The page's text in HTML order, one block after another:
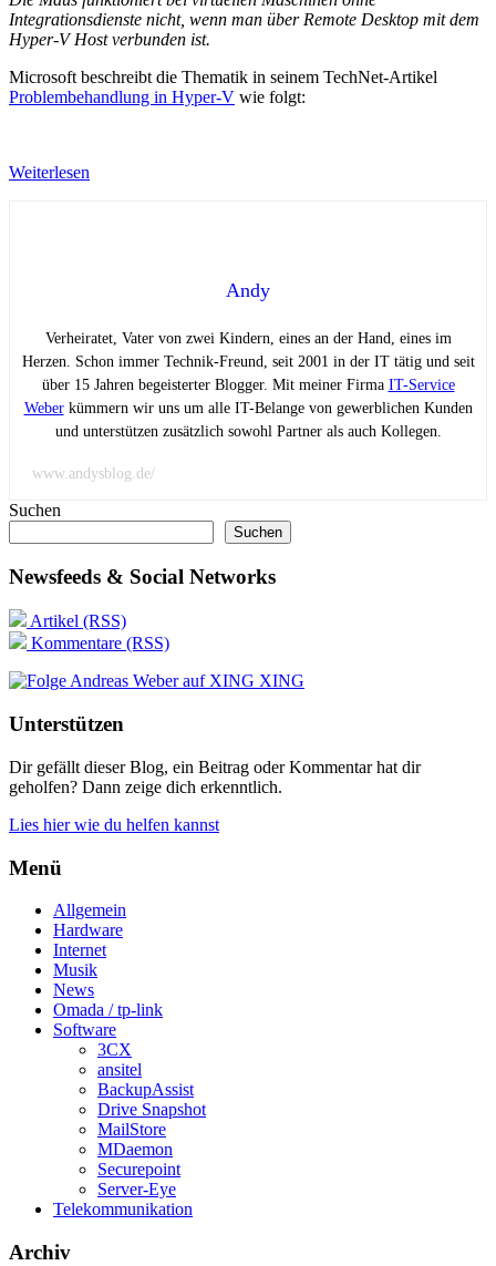
Integrationsdienste nicht, wenn man über Remote Desktop mit dem
Hyper-V Host verbunden ist.
Microsoft beschreibt die Thematik in seinem TechNet-Artikel
Problembehandlung in Hyper-V wie folgt:
Weiterlesen
Andy
Verheiratet, Vater von zwei Kindern, eines an der Hand, eines im
Herzen. Schon immer Technik-Freund, seit 2001 in der IT tätig und seit
über 15 Jahren begeisterter Blogger. Mit meiner Firma IT-Service
Weberkümmern wir uns um alle IT-Belange von gewerblichen Kunden
und unterstützen zusätzlich sowohl Partner als auch Kollegen.
www.andysblog.de/
Suchen
Suchen
Newsfeeds & Social Networks
Artikel (RSS)
Kommentare (RSS)
XING
Unterstützen
Dir gefällt dieser Blog, ein Beitrag oder Kommentar hat dir
geholfen? Dann zeige dich erkenntlich.
Lies hier wie du helfen kannst
Menü
Allgemein
Hardware
Internet
Musik
News
Omada / tp-link
Software
3CX
ansitel
BackupAssist
Drive Snapshot
MailStore
MDaemon
Securepoint
Server-Eye
Telekommunikation
Archiv